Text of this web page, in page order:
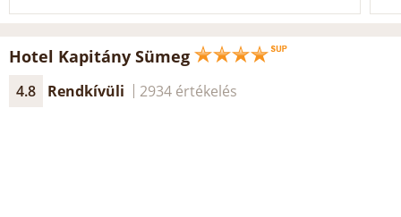
Hotel Kapitány Sümeg
4.8 Rendkívüli 2934 értékelés